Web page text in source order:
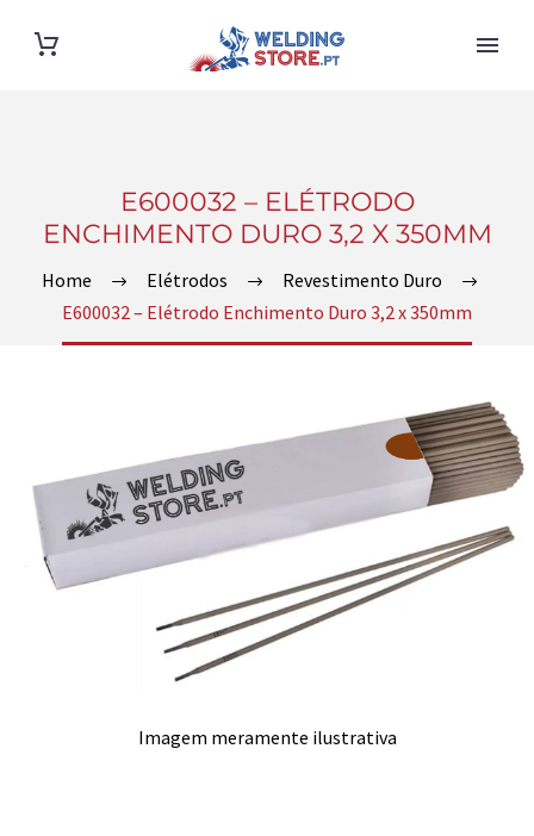
E600032 – ELÉTRODO
ENCHIMENTO DURO 3,2 X 350MM
Home Elétrodos
Revestimento Duro
E600032 – Elétrodo Enchimento Duro 3,2 x 350mm
Imagem meramente ilustrativa